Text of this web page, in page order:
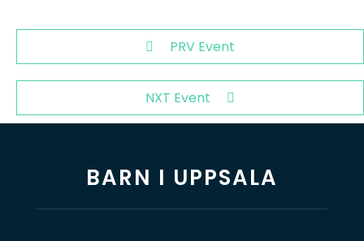
PRV Event
NXT Event
BARN I UPPSALA